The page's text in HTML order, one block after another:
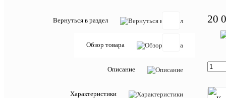
Вернуться в раздел
Обзор товара
Описание
Характеристики
20